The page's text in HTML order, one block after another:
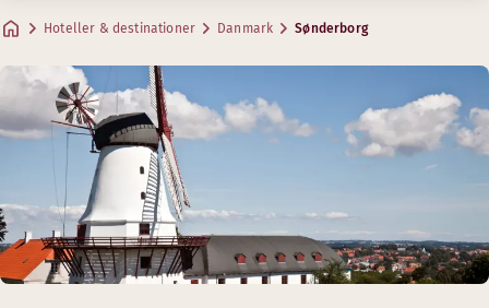
Hoteller & destinationer Danmark Sønderborg